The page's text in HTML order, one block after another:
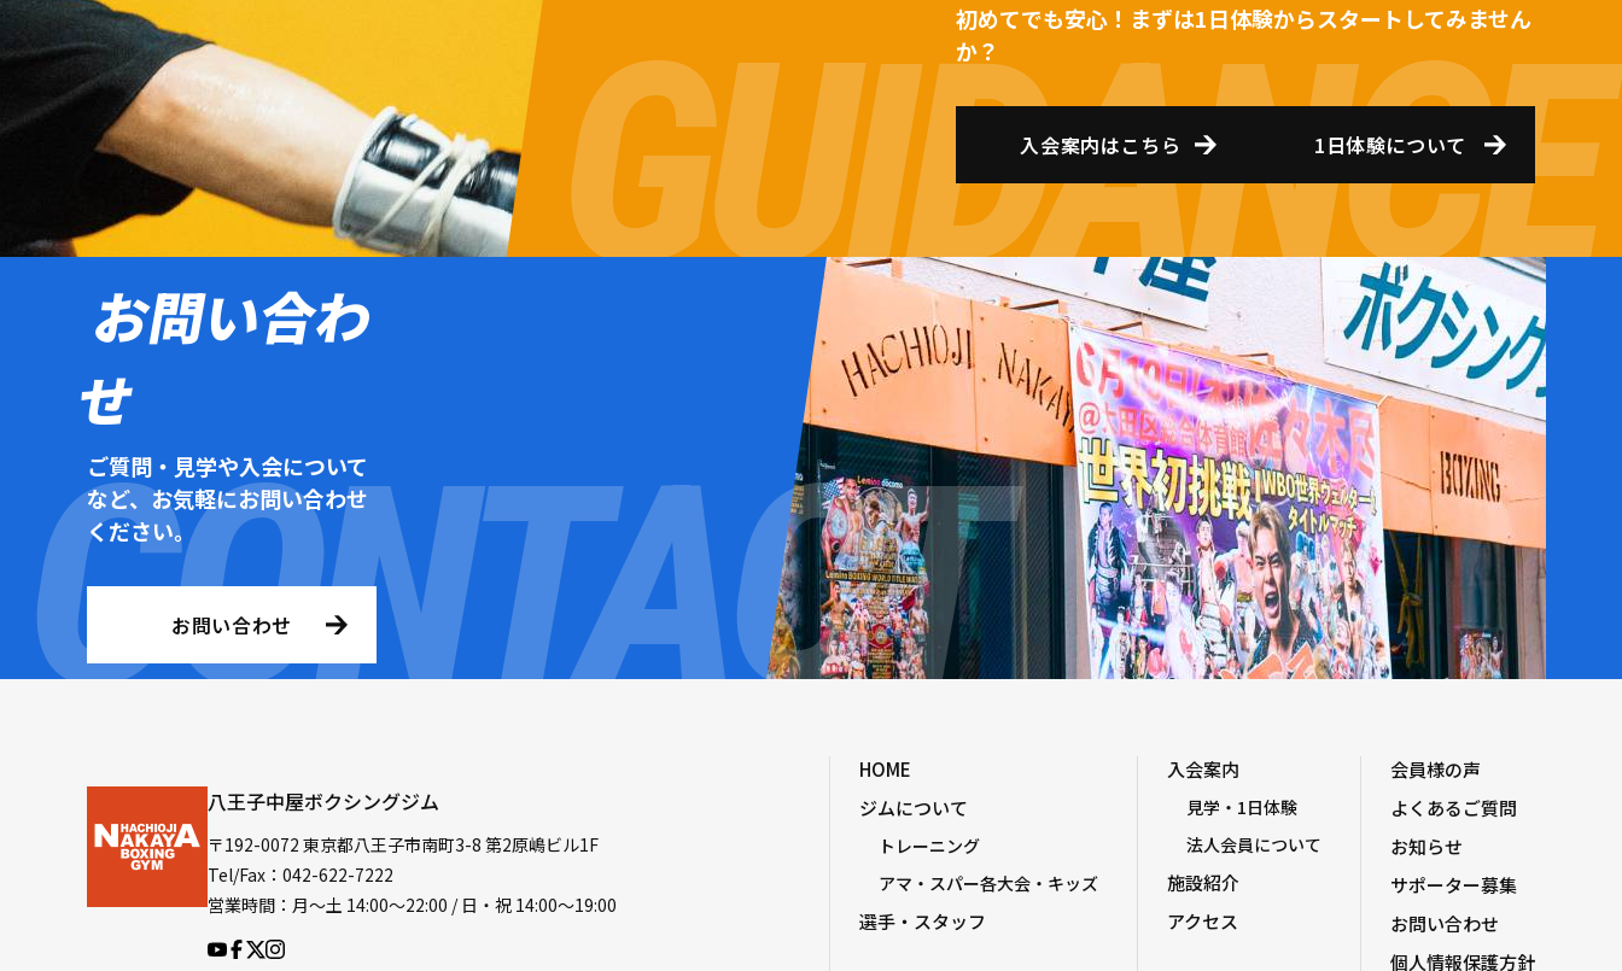
初めてでも安心！まずは1日体験からスタートしてみません
か？
入会案内はこちら 1日体験について
お問い合わ
せ
ご質問・見学や入会について
など、お気軽にお問い合わせ
ください。
お問い合わせ
八王子中屋ボクシングジム
〒192-0072 東京都八王子市南町3-8 第2原嶋ビル1F
Tel/Fax：042-622-7222
営業時間：月〜土 14:00〜22:00 / 日・祝 14:00〜19:00
HOME
ジムについて
トレーニング
アマ・スパー各大会・キッズ
選手・スタッフ
入会案内
見学・1日体験
法人会員について
施設紹介
アクセス
会員様の声
よくあるご質問
お知らせ
サポーター募集
お問い合わせ
個人情報保護方針